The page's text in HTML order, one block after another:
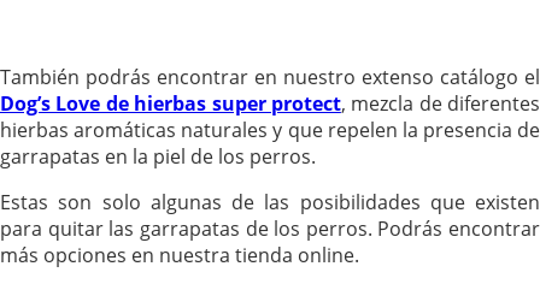
También podrás encontrar en nuestro extenso catálogo el
Dog’s Love de hierbas super protect, mezcla de diferentes
hierbas aromáticas naturales y que repelen la presencia de
garrapatas en la piel de los perros.
Estas son solo algunas de las posibilidades que existen
para quitar las garrapatas de los perros. Podrás encontrar
más opciones en nuestra tienda online.